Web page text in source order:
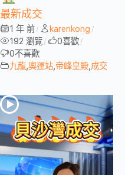
最新成交
1 年 前 / karenkong /
192 瀏覽 / 0喜歡 /
0不喜歡
九龍 奧運站 帝峰皇殿 成交